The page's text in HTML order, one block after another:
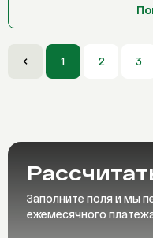
1 2 3
Заполните поля и мы
ежемесячного